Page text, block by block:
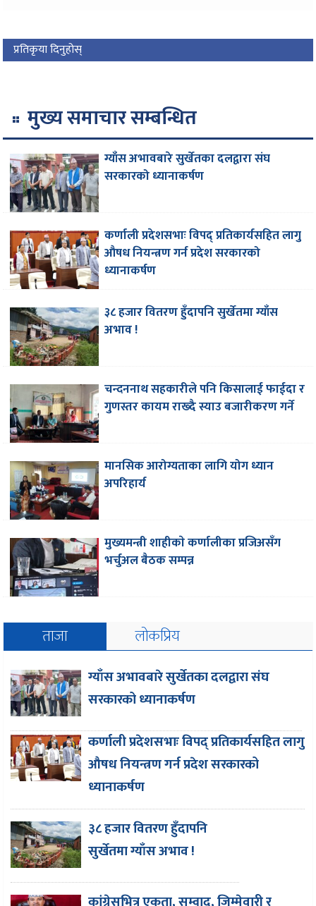
प्रतिकृया दिनुहोस्
मुख्य समाचार सम्बन्धित
ग्याँस अभावबारे सुर्खेतका दलद्वारा संघ
सरकारको ध्यानाकर्षण
कर्णाली प्रदेशसभाः विपद् प्रतिकार्यसहित लागु
औषध नियन्त्रण गर्न प्रदेश सरकारको
ध्यानाकर्षण
३८ हजार वितरण हुँदापनि सुर्खेतमा ग्याँस
अभाव !
चन्दननाथ सहकारीले पनि किसालाई फाईदा र
गुणस्तर कायम राख्दै स्याउ बजारीकरण गर्ने
मानसिक आरोग्यताका लागि योग ध्यान
अपरिहार्य
मुख्यमन्त्री शाहीकाे कर्णालीका प्रजिअसँग
भर्चुअल बैठक सम्पन्न
ताजा लोकप्रिय
ग्याँस अभावबारे सुर्खेतका दलद्वारा संघ
सरकारको ध्यानाकर्षण
कर्णाली प्रदेशसभाः विपद् प्रतिकार्यसहित लागु
औषध नियन्त्रण गर्न प्रदेश सरकारको
ध्यानाकर्षण
३८ हजार वितरण हुँदापनि
सुर्खेतमा ग्याँस अभाव !